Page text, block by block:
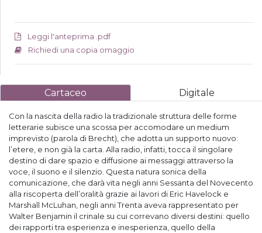
Leggi l'anteprima .pdf
Richiedi una copia omaggio
Cartaceo Digitale
Con la nascita della radio la tradizionale struttura delle forme
letterarie subisce una scossa per accomodare un medium
imprevisto (parola di Brecht), che adotta un supporto nuovo:
l’etere, e non già la carta. Alla radio, infatti, tocca il singolare
destino di dare spazio e diffusione ai messaggi attraverso la
voce, il suono e il silenzio. Questa natura sonica della
comunicazione, che darà vita negli anni Sessanta del Novecento
alla riscoperta dell’oralità grazie ai lavori di Eric Havelock e
Marshall McLuhan, negli anni Trenta aveva rappresentato per
Walter Benjamin il crinale su cui correvano diversi destini: quello
dei rapporti tra esperienza e inesperienza, quello della